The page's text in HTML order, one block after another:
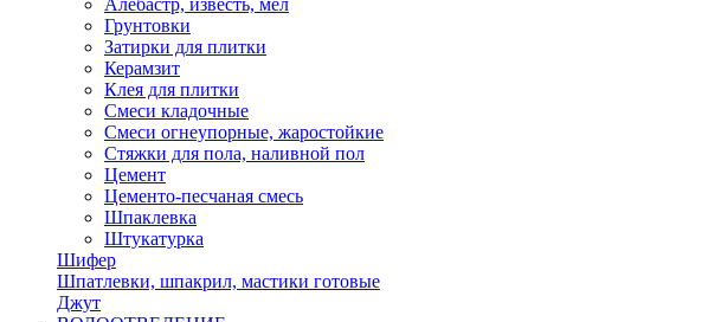
Алебастр, известь, мел
Грунтовки
Затирки для плитки
Керамзит
Клея для плитки
Смеси кладочные
Смеси огнеупорные, жаростойкие
Стяжки для пола, наливной пол
Цемент
Цементо-песчаная смесь
Шпаклевка
Штукатурка
Шифер
Шпатлевки, шпакрил, мастики готовые
Джут